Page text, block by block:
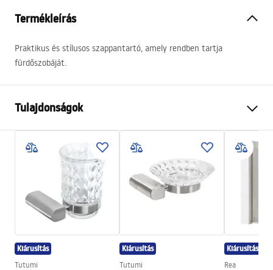
Termékleírás
Praktikus és stílusos szappantartó, amely rendben tartja
fürdőszobáját.
Tulajdonságok
Edzett üveg, Fém
Csavarozható
Szélesség
140mm
Magasság
Mélység
125mm
Sorozat
Cristal
Kiárusítás
Tutumi
Kiárusítás
Tutumi
Kiárusítás
Rea